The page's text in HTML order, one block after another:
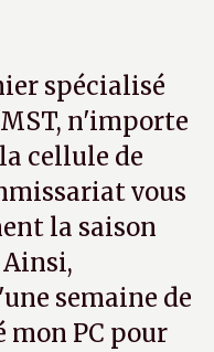
spécialisé
n'importe
cellule de
vous
la saison
Ainsi,
semaine de
PC pour